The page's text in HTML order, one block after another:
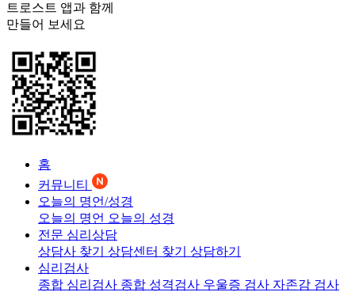
트로스트 앱과 함께
만들어 보세요
홈
커뮤니티
오늘의 명언/성경
오늘의 명언 오늘의 성경
전문 심리상담
상담사 찾기 상담센터 찾기 상담하기
심리검사
종합 심리검사 종합 성격검사 우울증 검사 자존감 검사